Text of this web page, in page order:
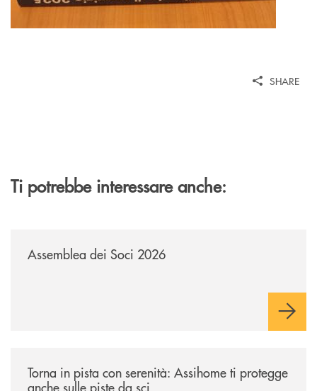
SHARE
Ti potrebbe interessare anche:
Assemblea dei Soci 2026
Torna in pista con serenità: Assihome ti protegge
anche sulle piste da sci